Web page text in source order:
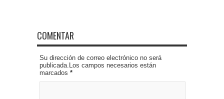
COMENTAR
Su dirección de correo electrónico no será
publicada.Los campos necesarios están
marcados *